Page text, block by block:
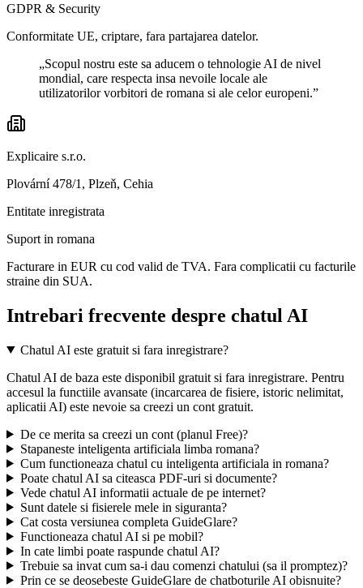
GDPR & Security
Conformitate UE, criptare, fara partajarea datelor.
„Scopul nostru este sa aducem o tehnologie AI de nivel
mondial, care respecta insa nevoile locale ale
utilizatorilor vorbitori de romana si ale celor europeni.”
Explicaire s.r.o.
Plovární 478/1, Plzeň, Cehia
Entitate inregistrata
Suport in romana
Facturare in EUR cu cod valid de TVA. Fara complicatii cu facturile
straine din SUA.
Intrebari frecvente despre chatul AI
Chatul AI este gratuit si fara inregistrare?
Chatul AI de baza este disponibil gratuit si fara inregistrare. Pentru
accesul la functiile avansate (incarcarea de fisiere, istoric nelimitat,
aplicatii AI) este nevoie sa creezi un cont gratuit.
De ce merita sa creezi un cont (planul Free)?
Stapaneste inteligenta artificiala limba romana?
Cum functioneaza chatul cu inteligenta artificiala in romana?
Poate chatul AI sa citeasca PDF-uri si documente?
Vede chatul AI informatii actuale de pe internet?
Sunt datele si fisierele mele in siguranta?
Cat costa versiunea completa GuideGlare?
Functioneaza chatul AI si pe mobil?
In cate limbi poate raspunde chatul AI?
Trebuie sa invat cum sa-i dau comenzi chatului (sa il promptez)?
Prin ce se deosebeste GuideGlare de chatboturile AI obisnuite?